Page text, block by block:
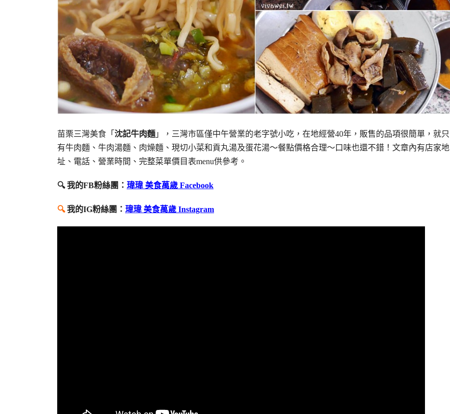
苗栗三灣美食「 沈記牛肉麵 」，三灣市區僅中午營業的老字號小吃，在地經營40年，販售的品項很簡單，就只
有牛肉麵、牛肉湯麵、肉燥麵、現切小菜和貢丸湯及蛋花湯～餐點價格合理～口味也還不錯！文章內有店家地
址、電話、營業時間、完整菜單價目表menu供參考。
🔍 我的FB粉絲團： 瑋瑋 美食萬歲 Facebook
🔍我的IG粉絲團： 瑋瑋 美食萬歲 Instagram